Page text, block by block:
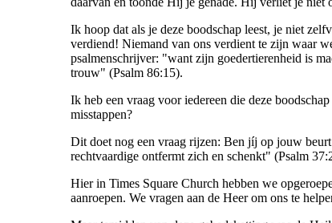
Ik hoop dat als je deze boodschap leest, je niet
verdiend! Niemand van ons verdient te zijn waar
psalmenschrijver: "want zijn goedertierenheid is
trouw" (Psalm 86:15).
Ik heb een vraag voor iedereen die deze
misstappen?
Dit doet nog een vraag rijzen: Ben jíj op jouw
rechtvaardige ontfermt zich en schenkt" (Psalm
Hier in Times Square Church hebben we
aanroepen. We vragen aan de Heer om ons te